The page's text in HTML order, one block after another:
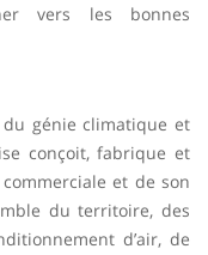
vers les bonnes
génie climatique et
conçoit, fabrique et
et de son
du territoire, des
d’air, de